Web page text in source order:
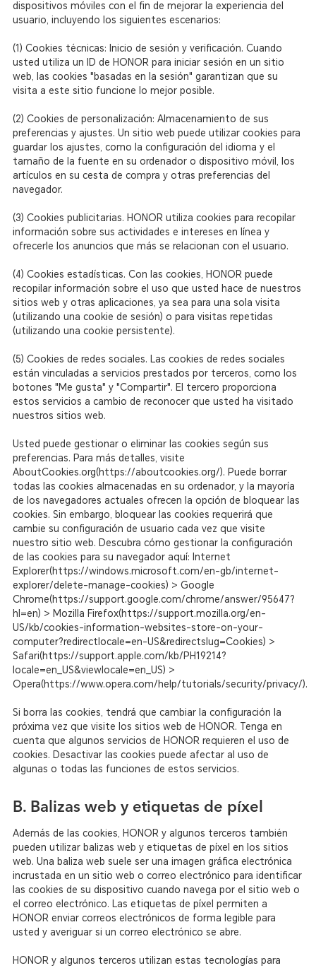
dispositivos móviles con el fin de mejorar la experiencia del
usuario, incluyendo los siguientes escenarios:
(1) Cookies técnicas: Inicio de sesión y verificación. Cuando
usted utiliza un ID de HONOR para iniciar sesión en un sitio
web, las cookies "basadas en la sesión" garantizan que su
visita a este sitio funcione lo mejor posible.
(2) Cookies de personalización: Almacenamiento de sus
preferencias y ajustes. Un sitio web puede utilizar cookies para
guardar los ajustes, como la configuración del idioma y el
tamaño de la fuente en su ordenador o dispositivo móvil, los
artículos en su cesta de compra y otras preferencias del
navegador.
(3) Cookies publicitarias. HONOR utiliza cookies para recopilar
información sobre sus actividades e intereses en línea y
ofrecerle los anuncios que más se relacionan con el usuario.
(4) Cookies estadísticas. Con las cookies, HONOR puede
recopilar información sobre el uso que usted hace de nuestros
sitios web y otras aplicaciones, ya sea para una sola visita
(utilizando una cookie de sesión) o para visitas repetidas
(utilizando una cookie persistente).
(5) Cookies de redes sociales. Las cookies de redes sociales
están vinculadas a servicios prestados por terceros, como los
botones "Me gusta" y "Compartir". El tercero proporciona
estos servicios a cambio de reconocer que usted ha visitado
nuestros sitios web.
Usted puede gestionar o eliminar las cookies según sus
preferencias. Para más detalles, visite
AboutCookies.org(https://aboutcookies.org/). Puede borrar
todas las cookies almacenadas en su ordenador, y la mayoría
de los navegadores actuales ofrecen la opción de bloquear las
cookies. Sin embargo, bloquear las cookies requerirá que
cambie su configuración de usuario cada vez que visite
nuestro sitio web. Descubra cómo gestionar la configuración
de las cookies para su navegador aquí: Internet
Explorer(https://windows.microsoft.com/en-gb/internet-
explorer/delete-manage-cookies) > Google
Chrome(https://support.google.com/chrome/answer/95647?
hl=en) > Mozilla Firefox(https://support.mozilla.org/en-
US/kb/cookies-information-websites-store-on-your-
computer?redirectlocale=en-US&redirectslug=Cookies) >
Safari(https://support.apple.com/kb/PH19214?
locale=en_US&viewlocale=en_US) >
Opera(https://www.opera.com/help/tutorials/security/privacy/).
Si borra las cookies, tendrá que cambiar la configuración la
próxima vez que visite los sitios web de HONOR. Tenga en
cuenta que algunos servicios de HONOR requieren el uso de
cookies. Desactivar las cookies puede afectar al uso de
algunas o todas las funciones de estos servicios.
B. Balizas web y etiquetas de píxel
Además de las cookies, HONOR y algunos terceros también
pueden utilizar balizas web y etiquetas de píxel en los sitios
web. Una baliza web suele ser una imagen gráfica electrónica
incrustada en un sitio web o correo electrónico para identificar
las cookies de su dispositivo cuando navega por el sitio web o
el correo electrónico. Las etiquetas de píxel permiten a
HONOR enviar correos electrónicos de forma legible para
usted y averiguar si un correo electrónico se abre.
HONOR y algunos terceros utilizan estas tecnologías para